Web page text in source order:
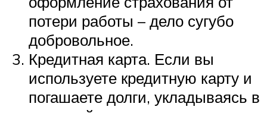
потери работы – дело сугубо
добровольное.
Кредитная карта. Если вы
используете кредитную карту и
погашаете долги, укладываясь в